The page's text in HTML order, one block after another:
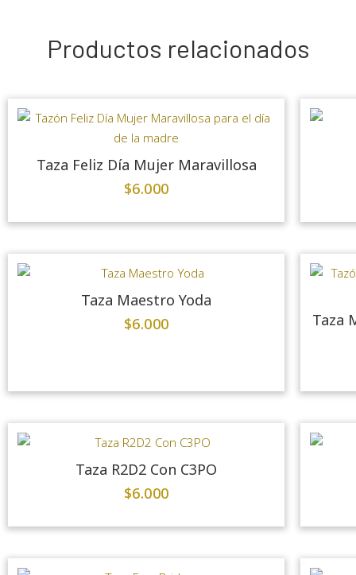
Productos relacionados
Taza Feliz Día Mujer Maravillosa
$6.000
Taza Maestro Yoda
$6.000 Taza
Taza R2D2 Con C3PO
$6.000